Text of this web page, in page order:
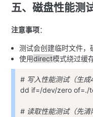
五、磁盘性能测
注意事项：
测试会创建临时文件，
使用direct模式绕过缓
# 写入性能测试（生成
dd if=/dev/zero of=./
# 读取性能测试（先清